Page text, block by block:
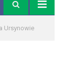
Ursynowie